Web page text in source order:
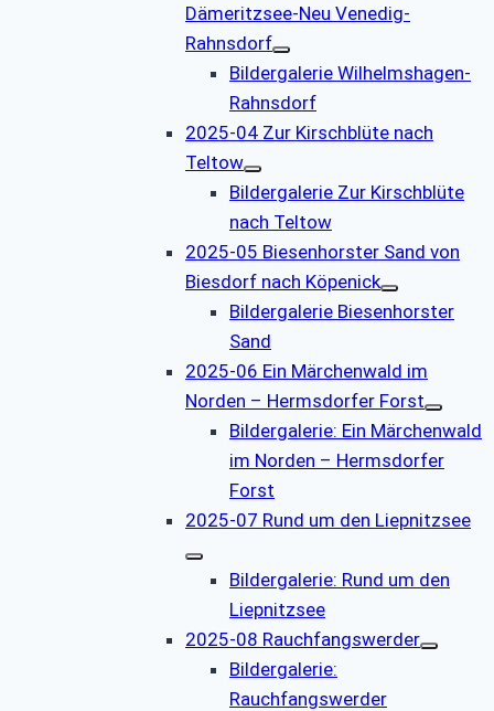
Dämeritzsee-Neu Venedig-
Rahnsdorf
Bildergalerie Wilhelmshagen-
Rahnsdorf
2025-04 Zur Kirschblüte nach
Teltow
Bildergalerie Zur Kirschblüte
nach Teltow
2025-05 Biesenhorster Sand von
Biesdorf nach Köpenick
Bildergalerie Biesenhorster
Sand
2025-06 Ein Märchenwald im
Norden – Hermsdorfer Forst
Bildergalerie: Ein Märchenwald
im Norden – Hermsdorfer
Forst
2025-07 Rund um den Liepnitzsee
Bildergalerie: Rund um den
Liepnitzsee
2025-08 Rauchfangswerder
Bildergalerie:
Rauchfangswerder